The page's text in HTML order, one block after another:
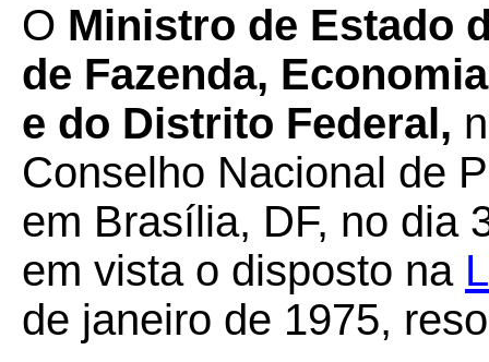
O Ministro de Estado
de Fazenda,
e do Distrito Federal,
Conselho Nacional de
em Brasília, DF, no dia
em vista o disposto na
de janeiro de 1975,